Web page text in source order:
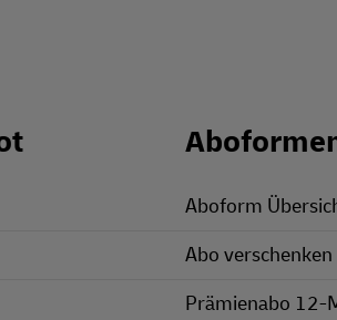
Aboform
Abo verschenken
Prämienabo 12-